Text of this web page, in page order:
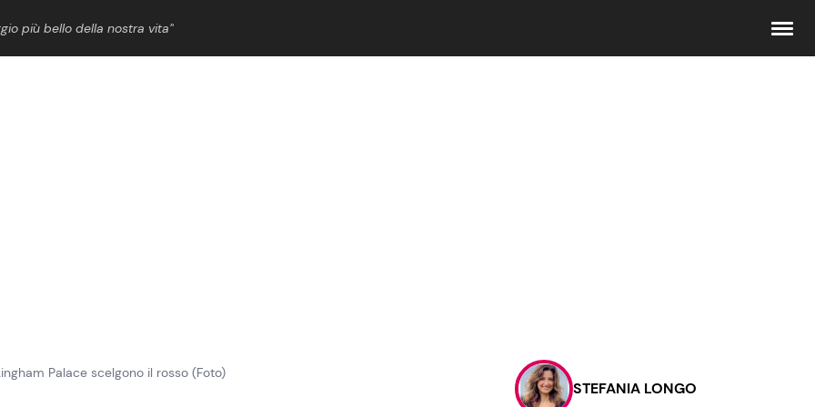
più bello della nostra vita”
Contattaci
Pubblicità
Palace scelgono il rosso (Foto)
STEFANIA LONGO